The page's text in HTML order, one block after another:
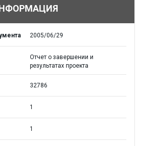
2005/06/29
Отчет о завершении и
результатах проекта
32786
1
1